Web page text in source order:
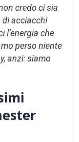
credo ci sia
di acciacchi
l’energia che
perso niente
anzi: siamo